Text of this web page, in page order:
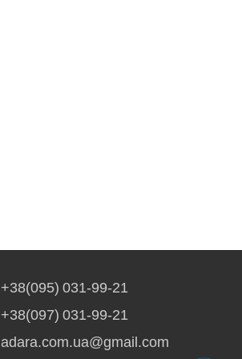
+38(095) 031-99-21
+38(097) 031-99-21
adara.com.ua@gmail.com